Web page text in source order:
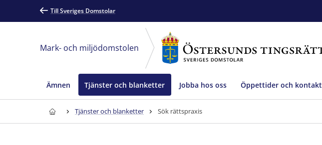
Till Sveriges Domstolar
Mark- och miljödomstolen
Ämnen Tjänster och blanketter Jobba hos oss Öppettider och kontakt
Tjänster och blanketter Sök rättspraxis